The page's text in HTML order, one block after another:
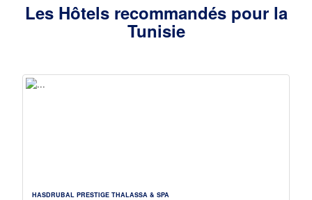
Les Hôtels recommandés pour la
Tunisie
HASDRUBAL PRESTIGE THALASSA & SPA